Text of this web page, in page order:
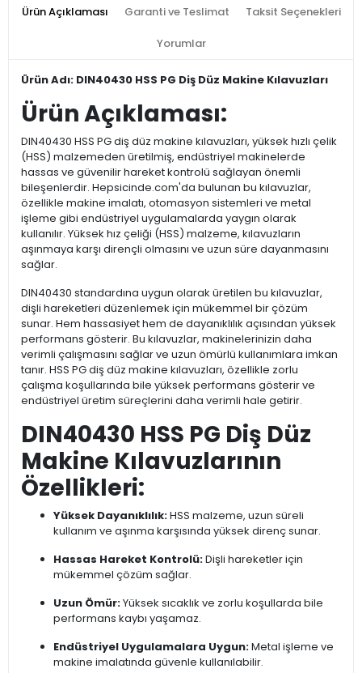
Ürün Açıklaması Garanti ve Teslimat Taksit Seçenekleri
Yorumlar
Ürün Adı: DIN40430 HSS PG Diş Düz Makine Kılavuzları
Ürün Açıklaması:
DIN40430 HSS PG diş düz makine kılavuzları, yüksek hızlı çelik
(HSS) malzemeden üretilmiş, endüstriyel makinelerde
hassas ve güvenilir hareket kontrolü sağlayan önemli
bileşenlerdir. Hepsicinde.com'da bulunan bu kılavuzlar,
özellikle makine imalatı, otomasyon sistemleri ve metal
işleme gibi endüstriyel uygulamalarda yaygın olarak
kullanılır. Yüksek hız çeliği (HSS) malzeme, kılavuzların
aşınmaya karşı dirençli olmasını ve uzun süre dayanmasını
sağlar.
DIN40430 standardına uygun olarak üretilen bu kılavuzlar,
dişli hareketleri düzenlemek için mükemmel bir çözüm
sunar. Hem hassasiyet hem de dayanıklılık açısından yüksek
performans gösterir. Bu kılavuzlar, makinelerinizin daha
verimli çalışmasını sağlar ve uzun ömürlü kullanımlara imkan
tanır. HSS PG diş düz makine kılavuzları, özellikle zorlu
çalışma koşullarında bile yüksek performans gösterir ve
endüstriyel üretim süreçlerini daha verimli hale getirir.
DIN40430 HSS PG Diş Düz
Makine Kılavuzlarının
Özellikleri:
Yüksek Dayanıklılık:HSS malzeme, uzun süreli
kullanım ve aşınma karşısında yüksek direnç sunar.
Hassas Hareket Kontrolü:Dişli hareketler için
mükemmel çözüm sağlar.
Uzun Ömür:Yüksek sıcaklık ve zorlu koşullarda bile
performans kaybı yaşamaz.
Endüstriyel Uygulamalara Uygun:Metal işleme ve
makine imalatında güvenle kullanılabilir.